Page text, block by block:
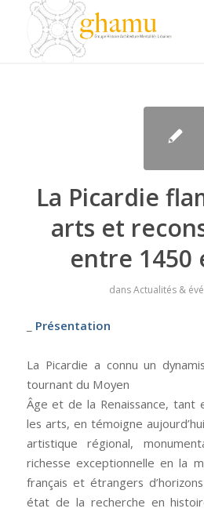
La Picardie
arts et
entre 1450
dansActualités &
Présentation
La Picardie a connu un
tournant du Moyen
Âge et de la Renaissance, tant
les arts, en témoigne
artistique régional,
richesse exceptionnelle en la
français et étrangers
état de la recherche en